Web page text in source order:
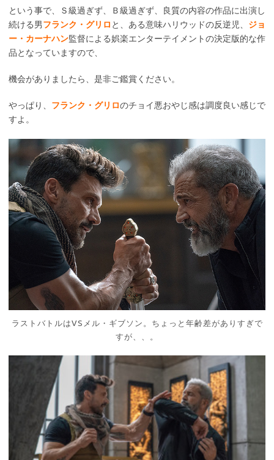
という事で、Ｓ級過ぎず、Ｂ級過ぎず、良質の内容の作品に出演し
続ける男フランク・グリロ と、ある意味ハリウッドの反逆児、 ジョ
ー・カーナハン監督による娯楽エンターテイメントの決定版的な作
品となっていますので、
機会がありましたら、是非ご鑑賞ください。
やっぱり、 フランク・グリロのチョイ悪おやじ感は調度良い感じで
すよ。
ラストバトルはVSメル・ギブソン。ちょっと年齢差がありすぎで
すが、、。